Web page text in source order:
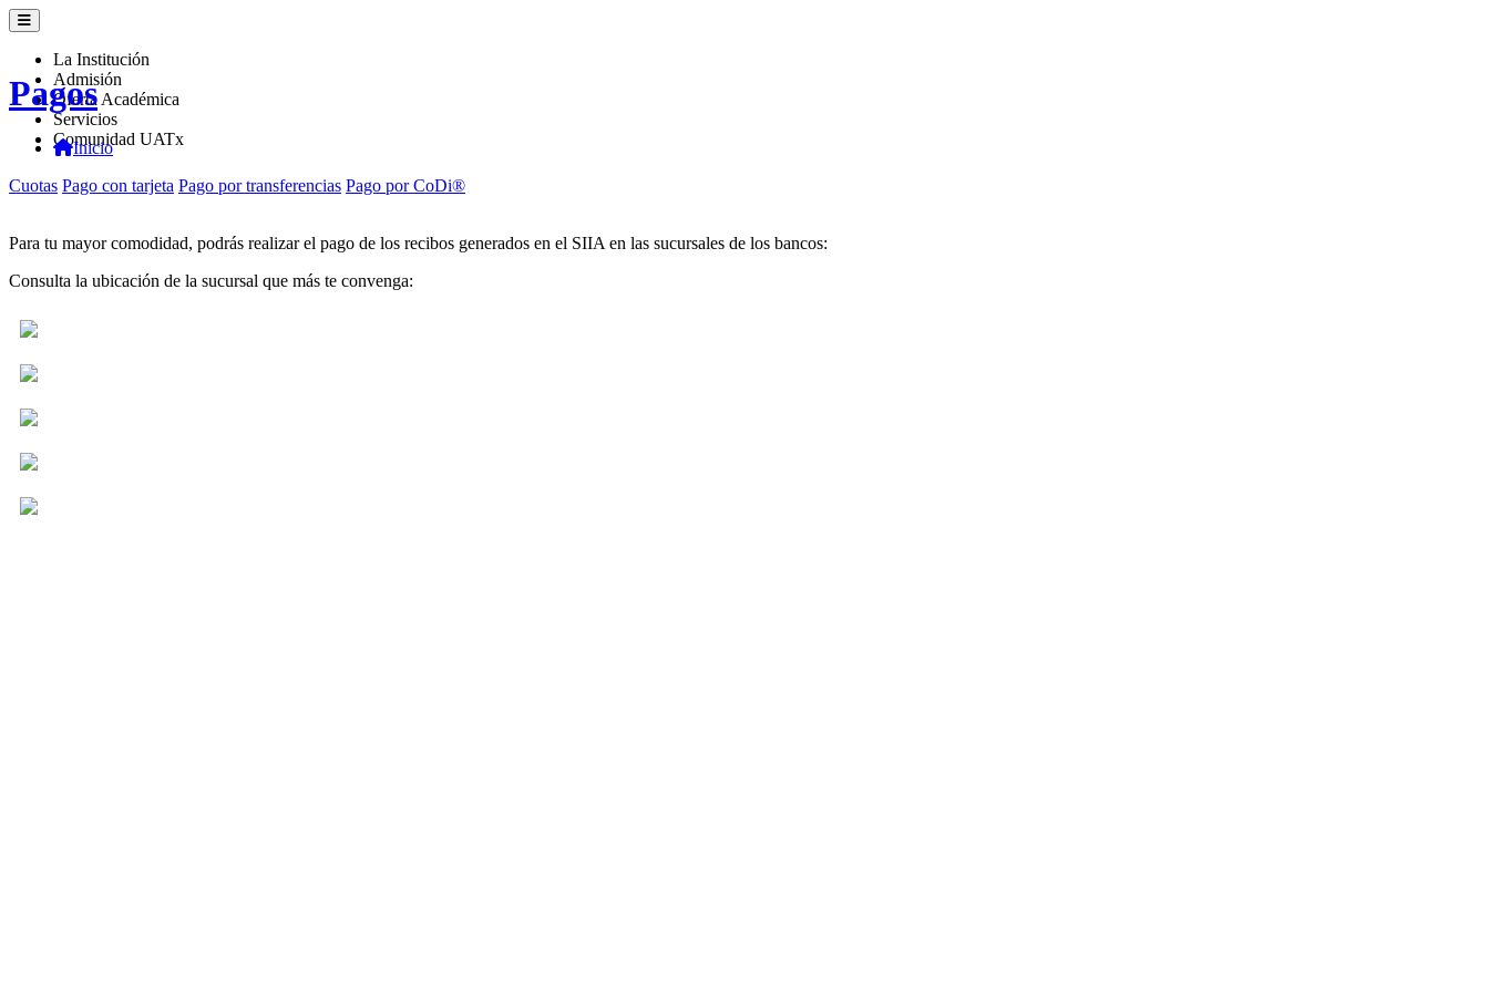
La Institución
Admisión
Oferta Académica
Servicios
Comunidad UATx
Pagos
Inicio
Cuotas Pago con tarjeta Pago por transferencias Pago por CoDi®
Para tu mayor comodidad, podrás realizar el pago de los recibos generados en el SIIA en las sucursales de los bancos:
Consulta la ubicación de la sucursal que más te convenga: